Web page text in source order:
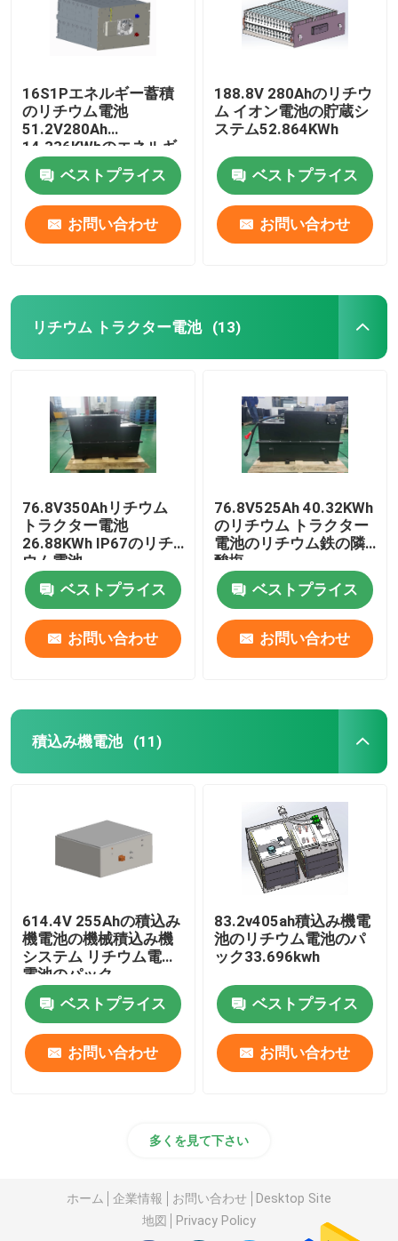
16S1Pエネルギー蓄積
のリチウム電池
51.2V280Ah
14.336KWhのエネルギ
ー蓄積 システム
ベストプライス
お問い合わせ
188.8V 280Ahのリチウ
ム イオン電池の貯蔵シ
ステム52.864KWh
ベストプライス
お問い合わせ
リチウム トラクター電池 (13)
76.8V350Ahリチウム
トラクター電池
26.88KWh IP67のリチ
ウム電池
ベストプライス
お問い合わせ
76.8V525Ah 40.32KWh
のリチウム トラクター
電池のリチウム鉄の隣
酸塩
ベストプライス
お問い合わせ
積込み機電池 (11)
614.4V 255Ahの積込み
機電池の機械積込み機
システム リチウム電池
電池のパック
ベストプライス
お問い合わせ
83.2v405ah積込み機電
池のリチウム電池のパ
ック33.696kwh
ベストプライス
お問い合わせ
多くを見て下さい
ホーム 企業情報 お問い合わせ
Desktop Site
地図
Privacy Policy